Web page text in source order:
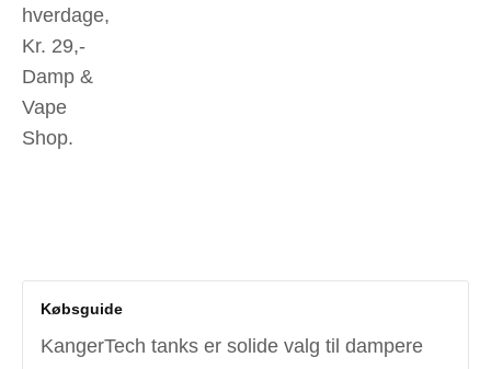
hverdage,
Kr. 29,-
Damp &
Vape
Shop.
Købsguide
KangerTech tanks er solide valg til dampere